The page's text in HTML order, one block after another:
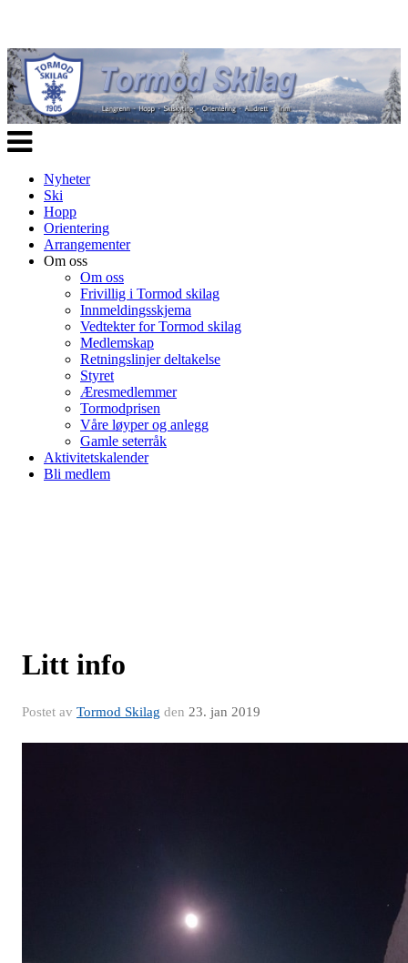
Veksle
navigasjon
Nyheter
Ski
Hopp
Orientering
Arrangementer
Om oss
Om oss
Frivillig i Tormod skilag
Innmeldingsskjema
Vedtekter for Tormod skilag
Medlemskap
Retningslinjer deltakelse
Styret
Æresmedlemmer
Tormodprisen
Våre løyper og anlegg
Gamle seterråk
Aktivitetskalender
Bli medlem
Litt info
Postet av Tormod Skilag den 23. jan 2019